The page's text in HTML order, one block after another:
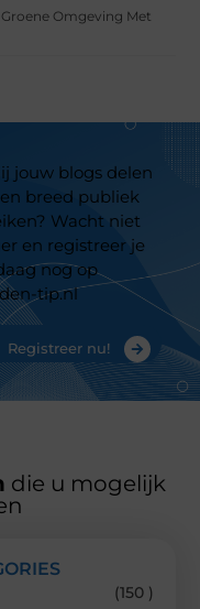
Omgeving Met
jouw blogs delen
breed publiek
Wacht niet
en registreer je
nog op
tip.nl
Registreer nu!
die u mogelijk
(150 )